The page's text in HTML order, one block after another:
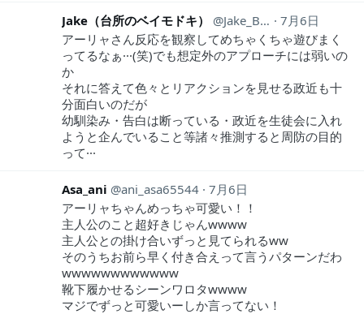
Jake（台所のベイモドキ） Jake_Baymodoki
7月6日
アーリャさん反応を観察してめちゃくちゃ遊びまく
ってるなぁ···(笑)でも想定外のアプローチには弱いの
か
それに答えて色々とリアクションを見せる政近も十
分面白いのだが
幼馴染み・告白は断っている・政近を生徒会に入れ
ようと企んでいること等諸々推測すると周防の目的
って···
Asa_ani ani_asa65544 7月6日
アーリャちゃんめっちゃ可愛い！！
主人公のこと超好きじゃんwwww
主人公との掛け合いずっと見てられるww
そのうちお前ら早く付き合えって言うパターンだわ
wwwwwwwwwwww
靴下履かせるシーンワロタwwww
マジでずっと可愛いーしか言ってない！